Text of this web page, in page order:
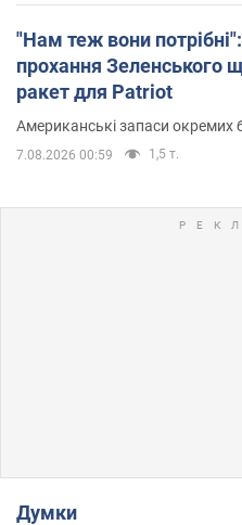
"Нам теж вони
прохання Зеленського
ракет для Patriot
Американські запаси окремих
7.08.2026 00:59 1,5 т.
Думки